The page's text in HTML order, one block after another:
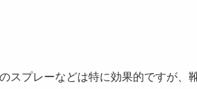
スプレーなどは特に効果的ですが、